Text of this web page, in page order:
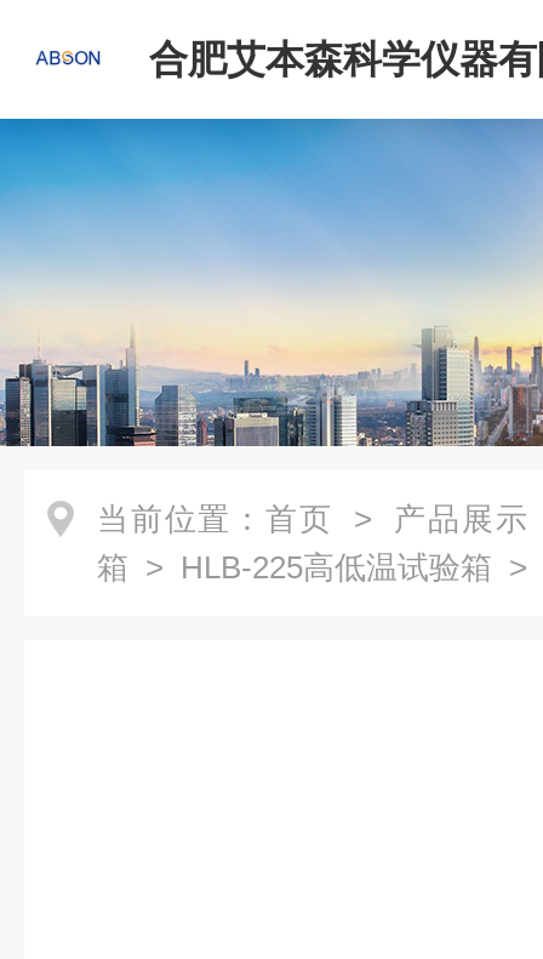
合肥艾本森科学仪器
当前位置： 首页 > 产品展示
箱 > HLB-225高低温试验箱 >